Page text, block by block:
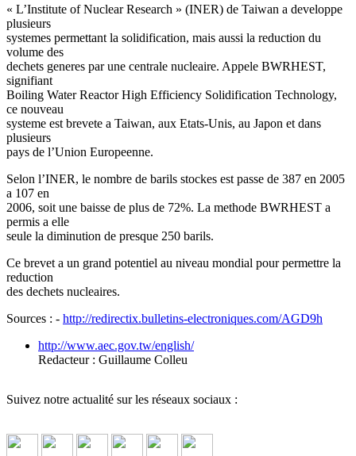
« L’Institute of Nuclear Research » (INER) de Taiwan a developpe
plusieurs
systemes permettant la solidification, mais aussi la reduction du
volume des
dechets generes par une centrale nucleaire. Appele BWRHEST,
signifiant
Boiling Water Reactor High Efficiency Solidification Technology,
ce nouveau
systeme est brevete a Taiwan, aux Etats-Unis, au Japon et dans
plusieurs
pays de l’Union Europeenne.
Selon l’INER, le nombre de barils stockes est passe de 387 en 2005
a 107 en
2006, soit une baisse de plus de 72%. La methode BWRHEST a
permis a elle
seule la diminution de presque 250 barils.
Ce brevet a un grand potentiel au niveau mondial pour permettre la
reduction
des dechets nucleaires.
Sources : - http://redirectix.bulletins-electroniques.com/AGD9h
http://www.aec.gov.tw/english/
Redacteur : Guillaume Colleu
Suivez notre actualité sur les réseaux sociaux :